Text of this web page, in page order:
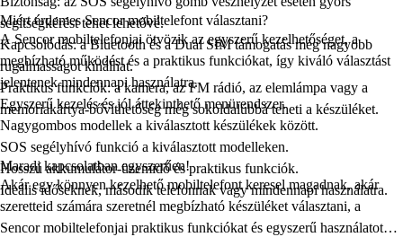
segítségkérést tehet lehetővé.
Kapcsolódás:a Bluetooth és a Dual SIM támogatás még nagyobb
rugalmasságot kínálhat.
Praktikus funkciók:a kamera, az FM rádió, az elemlámpa vagy a
memóriakártya-bővíthetőség még sokoldalúbbá teheti a készüléket.
Miért érdemes Sencor mobiltelefont választani?
ASencor mobiltelefonjaiötvözik az egyszerű kezelhetőséget, a
megbízható működést és a praktikus funkciókat, így kiváló választást
jelentenek mindennapi használatra.
Egyszerű kezelés és jól áttekinthető menürendszer.
Nagygombos modellek a kiválasztott készülékek között.
SOS segélyhívó funkció a kiválasztott modelleken.
Hosszú akkumulátor-üzemidő és praktikus funkciók.
Ideális időseknek, második telefonnak vagy mindennapi használatra.
Maradj kapcsolatban egyszerűen!
Akár egy könnyen kezelhető mobiltelefont keresel magadnak, akár
szeretteid számára szeretnél megbízható készüléket választani, a
Sencor mobiltelefonjai praktikus funkciókat és egyszerű használatot